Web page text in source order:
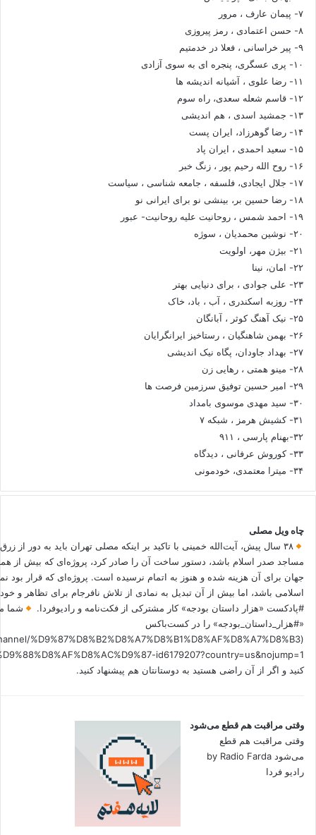
۷- پیمان عارف ، مرور
۸- حسن اعتمادی ، رمز پیروزی
۹- پیر خراسانی ، فعلا در خدمتیم
۱۰- پری عسگری، پنجره ای به سوی آزادی
۱۱- رضا علوی ، آشیانه اندیشه ها
۱۲- قاسم شعله سعدی، راه سوم
۱۳- جمشید اسدی ، هم اندیشی
۱۴- رضا گوهرزاد، ایران پست
۱۵- سعید احمدی ، ایران پاد
۱۶- روح الله رحیم پور ، زنگ خبر
۱۷- جلال ایجادی، فلسفه ، جامعه شناسی ، سیاست
۱۸- رضا حسین بر، بینشی نو برای ایرانی نو
۱۹- احمد شمس ، روحانیت علیه روحانیت- عبور
۲۰- نوشین محمدیان ، سوژه
۲۱- بیژن مهر، اولویت
۲۲- امان، نینا
۲۳- علی جوادی ، برای دنیایی بهتر
۲۴- روزبه اسکندری ، آب ، باد، خاک
۲۵- نیک آهنگ کوثر ، آبانگان
۲۶- بهمن شاهنگیان ، رستاخیز ایرانگرایان
۲۷- بهداد جاودان، پگاه نیک اندیشی
۲۸- مینو همتی ، رهایی زن
۲۹- امیر حسین توفیق سرزمین فرصت ها
۳۰- سید مهدی موسوی بامداد
۳۱- کشیش هرمز ، شبکه ۷
۳۲-بهنام پارسی ، ۹۱۱
۳۳- کوروش عرفانی ، دیدگاه
۳۴- میترا معتمدی، خودمونی
چاه ویل مصلی
۳۸ سال پیش، آیت‌الله خمینی با تاکید بر اینکه مصلی تهران باید به دور از
مساجد صدر اسلام باشد، دستور ساخت آن را صادر کرد، پروژه‌ای که بیش از
جهان برای آن هزینه شده و هنوز به اتمام نرسیده است. پروژه‌ای که قرار بود
اسلامی باشد، اما بیش از آن تبدیل به نمادی از تلاش نافرجام برای تظاهر و
#پادکست «هزار داستان بودجه» کار مشترکی از فکت‌نامه و رادیوفردا.
شما
«#هزار_داستان_بودجه» را در کست‌باکس
%D9%87%D8%B2%D8%A7%D8%B1%D8%AF%D8%A7%D8%B3
کنید و اگر از آن راضی هستید به دوستانتان هم پیشنهاد کنید.
وقتی مراقبت هم قطع می‌شود
وقتی مراقبت هم قطع
می‌شود by Radio Farda
رادیو فردا